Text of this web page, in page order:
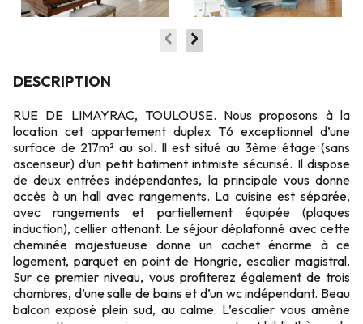
DESCRIPTION
RUE DE LIMAYRAC, TOULOUSE. Nous proposons à la
location cet appartement duplex T6 exceptionnel d’une
surface de 217m² au sol. Il est situé au 3ème étage (sans
ascenseur) d’un petit batiment intimiste sécurisé. Il dispose
de deux entrées indépendantes, la principale vous donne
accès à un hall avec rangements. La cuisine est séparée,
avec rangements et partiellement équipée (plaques
induction), cellier attenant. Le séjour déplafonné avec cette
cheminée majestueuse donne un cachet énorme à ce
logement, parquet en point de Hongrie, escalier magistral.
Sur ce premier niveau, vous profiterez également de trois
chambres, d’une salle de bains et d’un wc indépendant. Beau
balcon exposé plein sud, au calme. L’escalier vous amène